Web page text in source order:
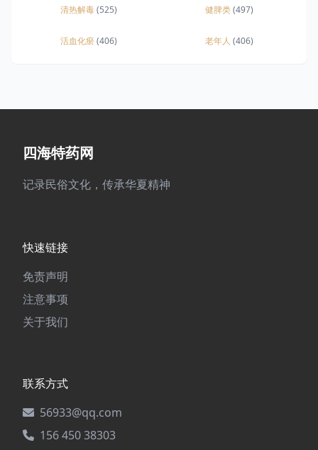
清热解毒(525) 健脾类(497)
活血化瘀(406) 老年人 (406)
四海特药网
记录民俗文化，传承华夏精神
快速链接
免责声明
注意事项
关于我们
联系方式
56933@qq.com
156 450 38303